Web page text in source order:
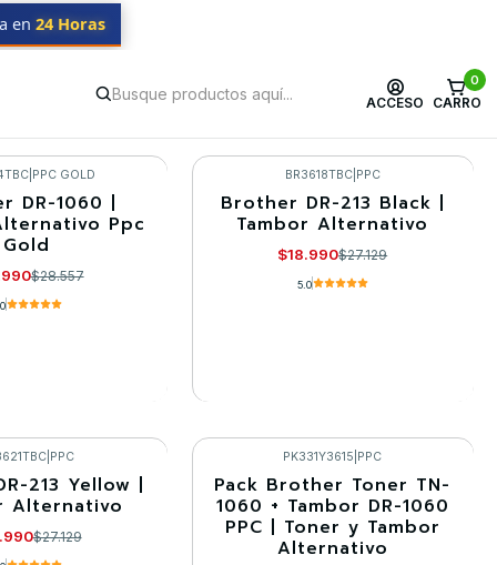
ACCESO
0
CARRO
en 24 Horas
PPC GOLD
DR-1060 |
Ppc
Gold
$28.557
DETALLES
-30%
BR3618TBC| PPC
Brother DR-213 Black |
Tambor Alternativo
$18.990$27.129
5.0
VER DETALLES
PPC
213 Yellow |
Alternativo
$27.129
-10%
PK331Y3615 PPC
Pack Brother Toner TN-
1060 + Tambor DR-1060
PPC | Toner y Tambor
Alternativo